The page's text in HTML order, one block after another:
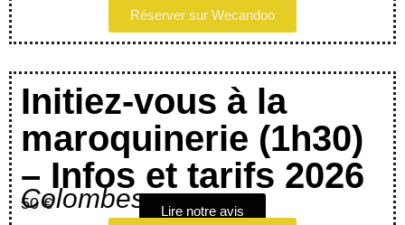
Réserver sur Wecandoo
Initiez-vous à la
maroquinerie (1h30)
– Infos et tarifs 2026
Colombes
50 €
Lire notre avis